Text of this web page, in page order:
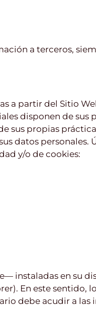
a terceros,
partir del Sitio
disponen de
sus propias
datos
y/o de cookies:
instaladas en su
En este
debe acudir a